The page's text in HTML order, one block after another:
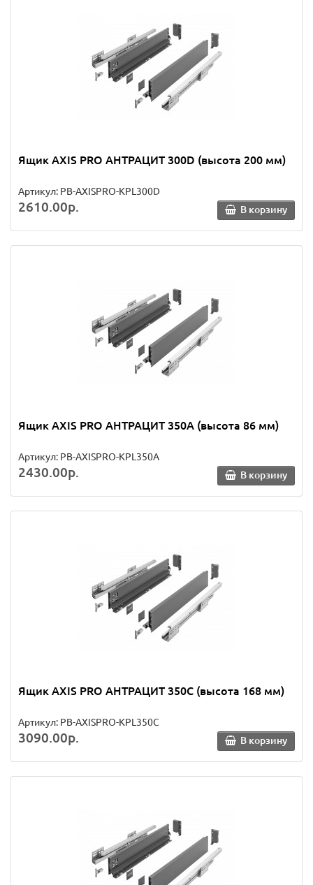
Ящик AXIS PRO АНТРАЦИТ 300D (высота 200 мм)
Артикул: PB-AXISPRO-KPL300D
2610.00р. В корзину
Ящик AXIS PRO АНТРАЦИТ 350A (высота 86 мм)
Артикул: PB-AXISPRO-KPL350A
2430.00р. В корзину
Ящик AXIS PRO АНТРАЦИТ 350C (высота 168 мм)
Артикул: PB-AXISPRO-KPL350C
3090.00р. В корзину